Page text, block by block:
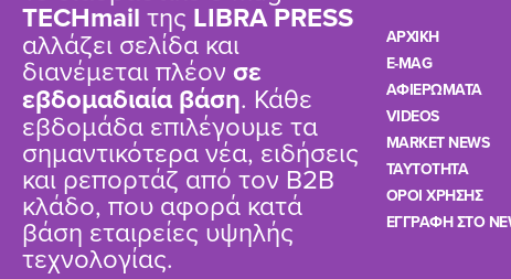
TΕCHmail της LIBRA PRESS
αλλάζει σελίδα και
διανέμεται πλέον σε
εβδομαδιαία βάση. Κάθε
εβδομάδα επιλέγουμε τα
σημαντικότερα νέα, ειδήσεις
και ρεπορτάζ από τον B2B
κλάδο, που αφορά κατά
βάση εταιρείες υψηλής
τεχνολογίας.
ΑΡΧΙΚΗ
E-MAG
ΑΦΙΕΡΩΜΑΤΑ
VIDEOS
MARKET NEWS
TAYTOTHTA
ΟΡΟΙ ΧΡΗΣΗΣ
ΕΓΓΡΑΦΗ ΣΤΟ